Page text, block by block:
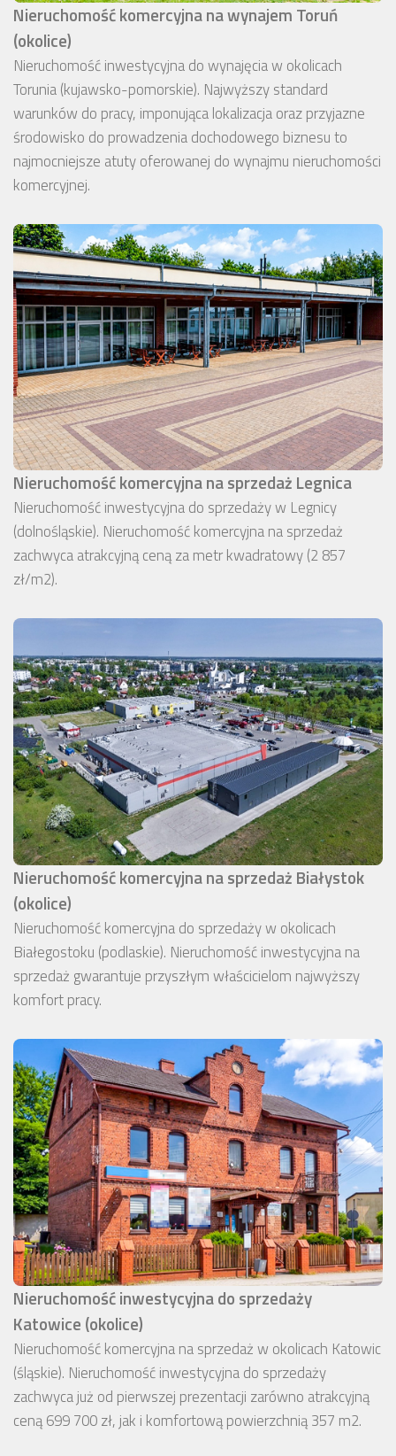
Nieruchomość komercyjna na wynajem Toruń
(okolice)
Nieruchomość inwestycyjna do wynajęcia w okolicach
Torunia (kujawsko-pomorskie). Najwyższy standard
warunków do pracy, imponująca lokalizacja oraz przyjazne
środowisko do prowadzenia dochodowego biznesu to
najmocniejsze atuty oferowanej do wynajmu nieruchomości
komercyjnej.
Nieruchomość komercyjna na sprzedaż Legnica
Nieruchomość inwestycyjna do sprzedaży w Legnicy
(dolnośląskie). Nieruchomość komercyjna na sprzedaż
zachwyca atrakcyjną ceną za metr kwadratowy (2 857
zł/m2).
Nieruchomość komercyjna na sprzedaż Białystok
(okolice)
Nieruchomość komercyjna do sprzedaży w okolicach
Białegostoku (podlaskie). Nieruchomość inwestycyjna na
sprzedaż gwarantuje przyszłym właścicielom najwyższy
komfort pracy.
Nieruchomość inwestycyjna do sprzedaży
Katowice (okolice)
Nieruchomość komercyjna na sprzedaż w okolicach Katowic
(śląskie). Nieruchomość inwestycyjna do sprzedaży
zachwyca już od pierwszej prezentacji zarówno atrakcyjną
ceną 699 700 zł, jak i komfortową powierzchnią 357 m2.